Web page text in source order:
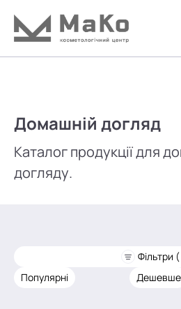
Домашній догляд
Каталог продукції для
догляду.
Популярні
Дешевше